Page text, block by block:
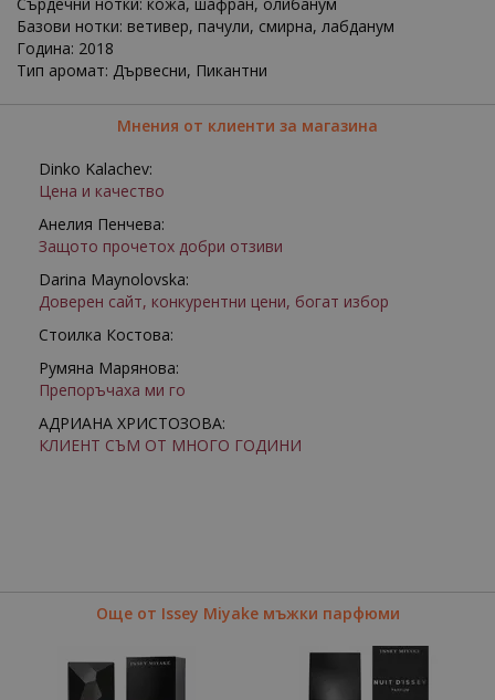
Базови нотки: ветивер, пачули, смирна, лабданум
Година: 2018
Тип аромат: Дървесни, Пикантни
Мнения от клиенти за магазина
Dinko Kalachev:
Цена и качество
Анелия Пенчева:
Защото прочетох добри отзиви
Darina Maynolovska:
Доверен сайт, конкурентни цени, богат избор
Стоилка Костова:
Румяна Марянова:
Препоръчаха ми го
АДРИАНА ХРИСТОЗОВА:
КЛИЕНТ СЪМ ОТ МНОГО ГОДИНИ
Още от Issey Miyake мъжки парфюми